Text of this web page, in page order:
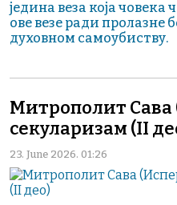
једина веза која
ове везе ради пролазне
духовном самоубиству.
Митрополит Сава
секуларизам (II
23. June 2026. 01:26